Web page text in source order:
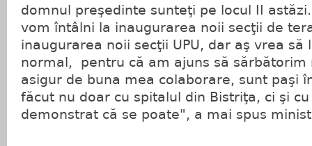
domnul preşedinte sunteţi pe locul II
vom întâlni la inaugurarea noii secţii de
inaugurarea noii secţii UPU, dar aş vrea să
normal, pentru că am ajuns să sărbătorim
asigur de buna mea colaborare, sunt paşi
făcut nu doar cu spitalul din Bistriţa, ci şi
demonstrat că se poate", a mai spus